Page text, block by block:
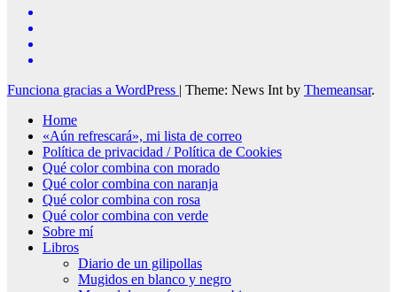
Funciona gracias a WordPress | Theme: News Int by Themeansar.
Home
«Aún refrescará», mi lista de correo
Política de privacidad / Política de Cookies
Qué color combina con morado
Qué color combina con naranja
Qué color combina con rosa
Qué color combina con verde
Sobre mí
Libros
Diario de un gilipollas
Mugidos en blanco y negro